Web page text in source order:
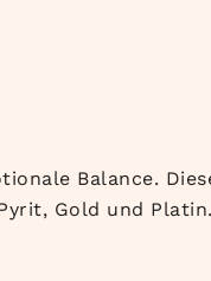
Balance.
Gold und